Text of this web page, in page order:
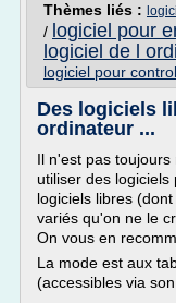
Thèmes liés :
/ logiciel pour
logiciel de l
logiciel pour
Des logiciels
ordinateur ...
Il n'est pas
utiliser des
logiciels libres
variés qu'on ne le
On vous en
La mode est aux
(accessibles via